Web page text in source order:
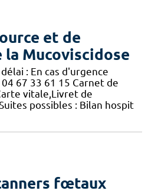
et de
la Mucoviscidose
: En cas d'urgence
67 33 61 15 Carnet de
vitale,Livret de
possibles : Bilan hospit
fœtaux